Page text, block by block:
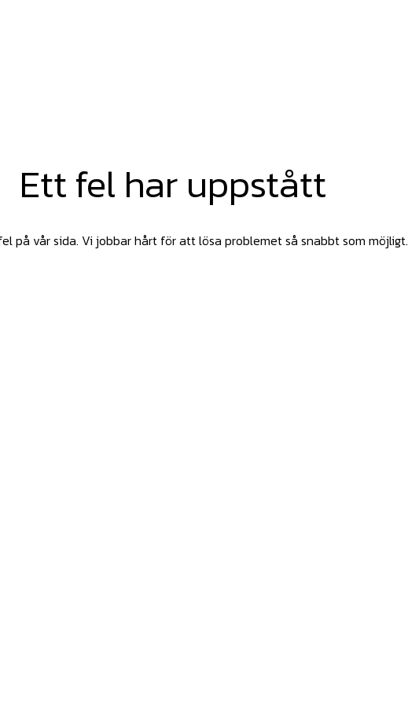
Ett fel har uppstått
på vår sida. Vi jobbar hårt för att lösa problemet så snabbt som möjligt.